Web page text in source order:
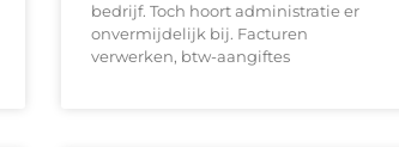
bedrijf. Toch hoort administratie er
onvermijdelijk bij. Facturen
verwerken, btw-aangiftes